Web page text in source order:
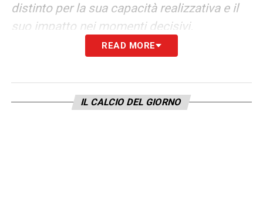
distinto per la sua capacità realizzativa e il
suo impatto nei momenti decisivi.
Nella stagione 2022/23 ha debuttato con la
mostrando il suo potenziale con un assist
contro l’Osasuna e un gol nel derby di
READ MORE
IL CALCIO DEL GIORNO